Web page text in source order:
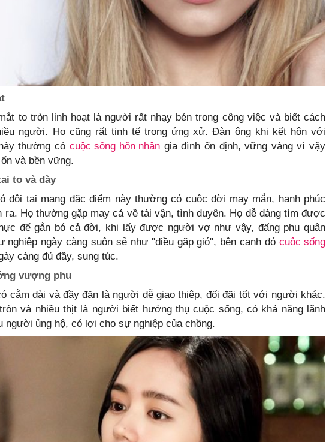
to tròn linh hoạt là người rất nhạy bén trong công việc và biết cách
người. Họ cũng rất tinh tế trong ứng xử. Đàn ông khi kết hôn với
thường có cuộc sống hôn nhân gia đình ổn định, vững vàng vì vậy
và bền vững.
to và dày
đôi tai mang đặc điểm này thường có cuộc đời may mắn, hạnh phúc
ra. Họ thường gặp may cả về tài vận, tình duyên. Họ dễ dàng tìm được
để gắn bó cả đời, khi lấy được người vợ như vậy, đấng phu quân
nghiệp ngày càng suôn sẻ như "diều gặp gió", bên cạnh đó cuộc sống
càng đủ đầy, sung túc.
vượng phu
cằm dài và đầy đặn là người dễ giao thiệp, đối đãi tốt với người khác.
và nhiều thịt là người biết hưởng thụ cuộc sống, có khả năng lãnh
người ủng hộ, có lợi cho sự nghiệp của chồng.